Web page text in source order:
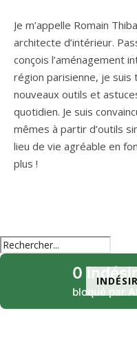
Je m’appelle Romain
architecte d’intérieur.
conçois l’aménagement
région parisienne, je suis
nouveaux outils et
quotidien. Je suis
mêmes à partir d’outils
lieu de vie agréable en
plus !
0
bloqué par